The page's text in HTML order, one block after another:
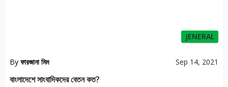
JENERAL
By ফারজানা মিম Sep 14, 2021
বাংলাদেশে সাংবাদিকদের বেতন কত?